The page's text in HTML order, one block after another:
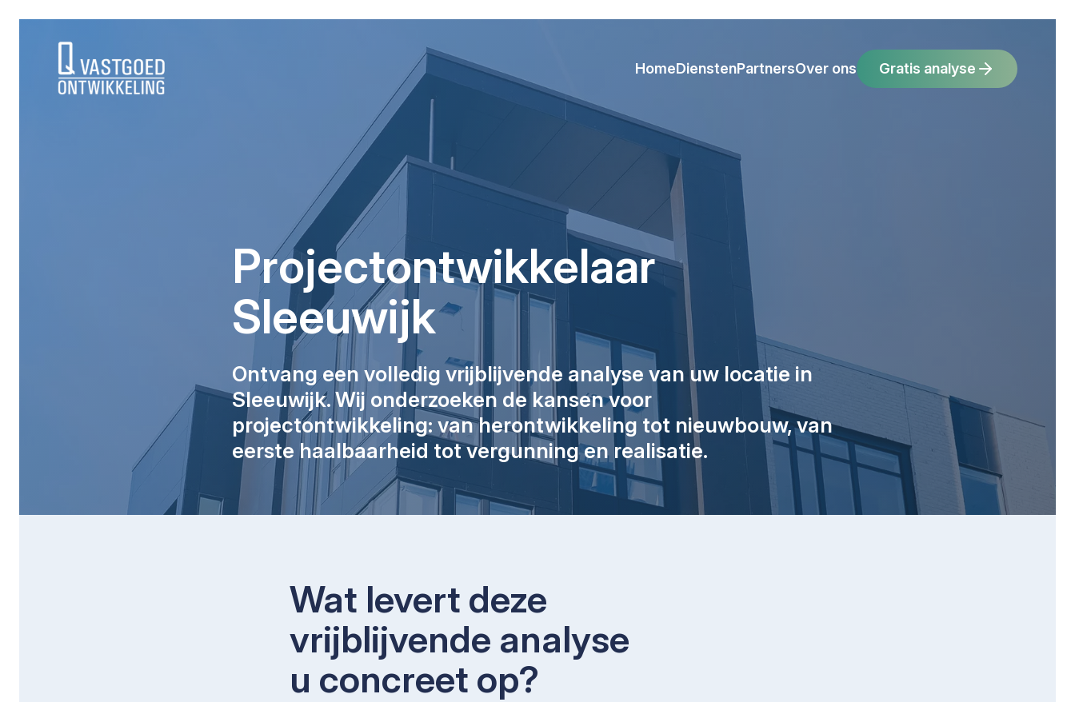
HomeDienstenPartnersOver ons Gratis analyse
Projectontwikkelaar
Sleeuwijk
Ontvang een volledig vrijblijvende analyse van uw locatie in
Sleeuwijk. Wij onderzoeken de kansen voor
projectontwikkeling: van herontwikkeling tot nieuwbouw, van
eerste haalbaarheid tot vergunning en realisatie.
Wat levert deze
vrijblijvende analyse
u concreet op?